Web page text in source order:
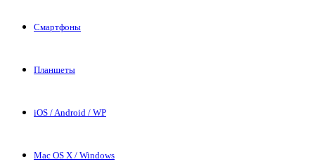
Смартфоны
Планшеты
iOS / Android / WP
Mac OS X / Windows